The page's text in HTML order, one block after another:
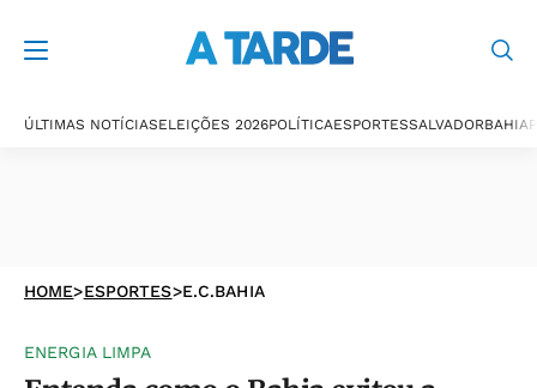
ÚLTIMAS NOTÍCIASELEIÇÕES 2026POLÍTICAESPORTESSALVADORBAHIA
HOME>ESPORTES>E.C.BAHIA
ENERGIA LIMPA